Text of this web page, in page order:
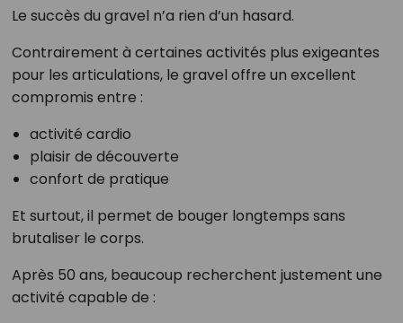
Le succès du gravel n’a rien d’un hasard.
Contrairement à certaines activités plus exigeantes
pour les articulations, le gravel offre un excellent
compromis entre :
activité cardio
plaisir de découverte
confort de pratique
Et surtout, il permet de bouger longtemps sans
brutaliser le corps.
Après 50 ans, beaucoup recherchent justement une
activité capable de :